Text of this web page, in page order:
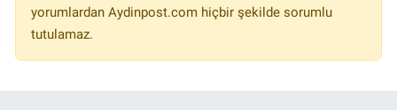
yorumlardan Aydinpost.com hiçbir şekilde sorumlu
tutulamaz.